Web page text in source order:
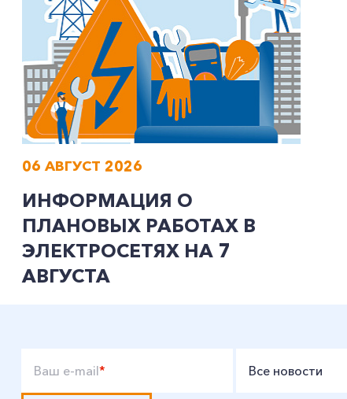
06 АВГУСТ 2026
ИНФОРМАЦИЯ О
ПЛАНОВЫХ РАБОТАХ В
ЭЛЕКТРОСЕТЯХ НА 7
АВГУСТА
Ваш e-mail* Все новости